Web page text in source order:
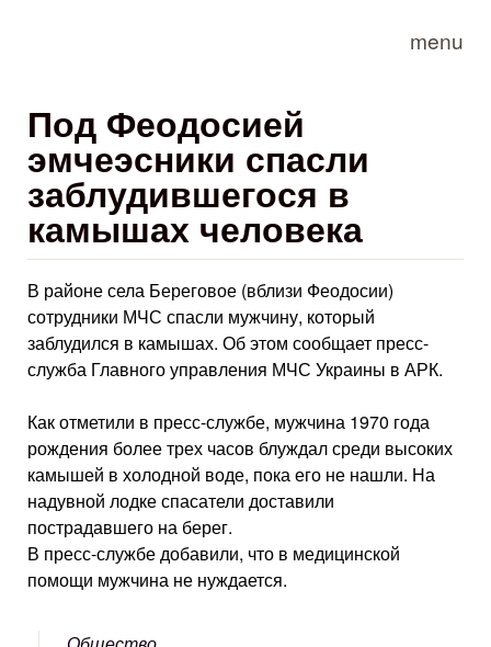
menu
Под Феодосией
эмчеэсники спасли
заблудившегося в
камышах человека
В районе села Береговое (вблизи Феодосии)
сотрудники МЧС спасли мужчину, который
заблудился в камышах. Об этом сообщает пресс-
служба Главного управления МЧС Украины в АРК.
Как отметили в пресс-службе, мужчина 1970 года
рождения более трех часов блуждал среди высоких
камышей в холодной воде, пока его не нашли. На
надувной лодке спасатели доставили
пострадавшего на берег.
В пресс-службе добавили, что в медицинской
помощи мужчина не нуждается.